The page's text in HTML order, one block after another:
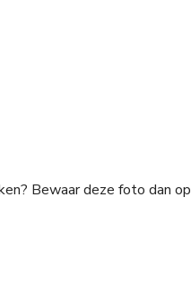
Bewaar deze foto dan op